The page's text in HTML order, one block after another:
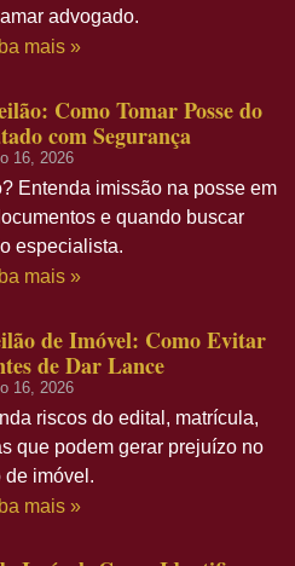
advogado.
mais »
Como Tomar Posse do
com Segurança
16, 2026
Entenda imissão na posse em
e quando buscar
especialista.
mais »
de Imóvel: Como Evitar
de Dar Lance
16, 2026
riscos do edital, matrícula,
que podem gerar prejuízo no
de imóvel.
mais »